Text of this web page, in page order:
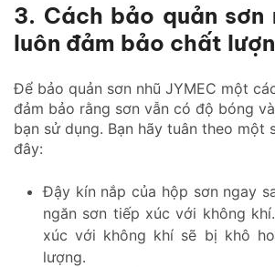
3. Cách bảo quản sơn
luôn đảm bảo chất
Để bảo quản sơn nhũ JYMEC một
đảm bảo rằng sơn vẫn có độ bóng
bạn sử dụng. Bạn hãy tuân theo một
đây:
Đậy kín nắp của hộp sơn ngay
ngăn sơn tiếp xúc với không
xúc với không khí sẽ bị khô
lượng.